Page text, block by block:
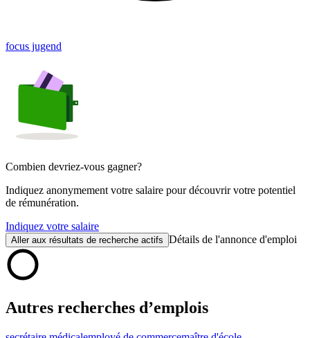
focus jugend
Combien devriez-vous gagner?
Indiquez anonymement votre salaire pour découvrir votre potentiel
de rémunération.
Indiquez votre salaire
Aller aux résultats de recherche actifs Détails de l'annonce d'emploi
Autres recherches d’emplois